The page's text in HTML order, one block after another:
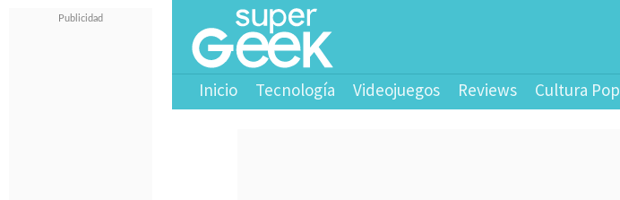
Inicio Tecnología Videojuegos Reviews Cultura Pop